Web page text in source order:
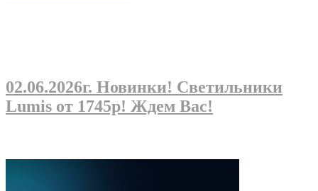
02.06.2026г. Новинки! Светильники
Lumis от 1745р! Ждем Вас!